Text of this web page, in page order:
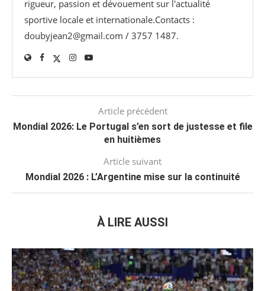
rigueur, passion et dévouement sur l'actualité
sportive locale et internationale.Contacts :
doubyjean2@gmail.com / 3757 1487.
Article précédent
Mondial 2026: Le Portugal s’en sort de justesse et file
en huitièmes
Article suivant
Mondial 2026 : L’Argentine mise sur la continuité
À LIRE AUSSI